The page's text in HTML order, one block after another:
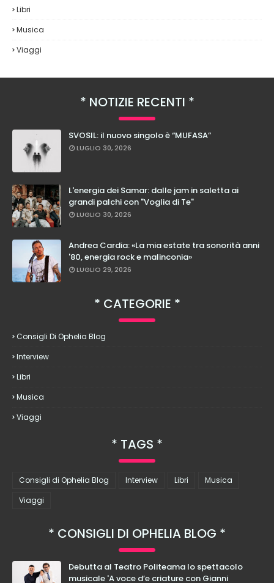
Libri
Musica
Viaggi
NOTIZIE RECENTI
SVOSIL: il nuovo singolo è “MUFASA”
LUGLIO 30, 2026
L'energia dei Samar: dalle jam in saletta ai
grandi palchi con "Voglia di Te"
LUGLIO 30, 2026
Andrea Cardia: «La mia estate tra sonorità anni
'80, energia rock e malinconia»
LUGLIO 29, 2026
CATEGORIE
Consigli Di Ophelia Blog
Interview
Libri
Musica
Viaggi
TAGS
Consigli di Ophelia Blog Interview Libri
Musica
Viaggi
CONSIGLI DI OPHELIA BLOG
Debutta al Teatro Politeama lo spettacolo
musicale 'A voce d’e criature con Gianni